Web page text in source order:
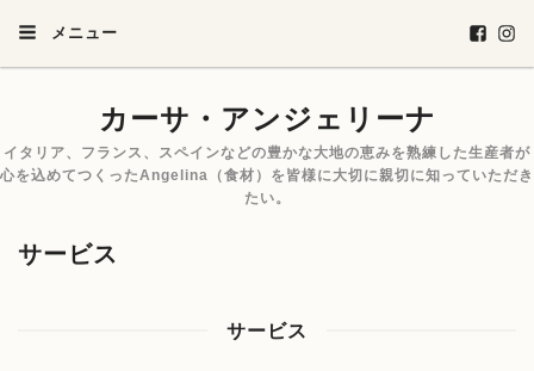
メニュー
カーサ・アンジェリーナ
イタリア、フランス、スペインなどの豊かな大地の恵みを熟練した生産者が
心を込めてつくったAngelina（食材）を皆様に大切に親切に知っていただき
たい。
サービス
サービス